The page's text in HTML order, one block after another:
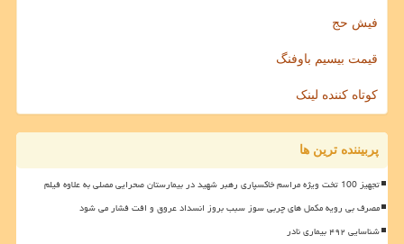
فیش حج
قیمت بیسیم باوفنگ
کوتاه کننده لینک
پربیننده ترین ها
تجهیز 100 تخت ویژه مراسم خاکسپاری رهبر شهید در بیمارستان صحرایی مصلی به علاوه فیلم
مصرف بی رویه مکمل های چربی سوز سبب بروز انسداد عروق و افت فشار می شود
شناسایی ۴۹۲ بیماری نادر